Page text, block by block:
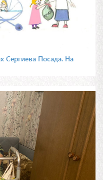
Сергиева Посада. На